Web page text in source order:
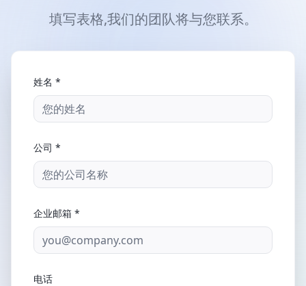
填写表格,我们的团队将与您联系。
姓名 *
公司 *
企业邮箱 *
电话